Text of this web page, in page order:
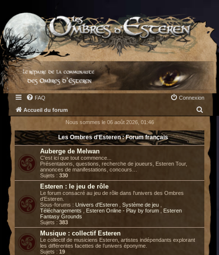
FAQ Connexion
Accueil du forum
c
h
c
Nous sommes le 06 août 2026, 01:46
Les Ombres d'Esteren : Forum français
Auberge de Melwan
C'est ici que tout commence...
Présentations, questions, recherche de joueurs, Esteren Tour,
annonces de manifestations, concours…
Sujets : 330
Esteren : le jeu de rôle
Le forum consacré au jeu de rôle dans l'univers des Ombres
d'Esteren.
Sous-forums : Univers d'Esteren Système de jeu
Téléchargements
Esteren Online - Play by forum
Esteren
Fantasy Grounds
Sujets : 383
Musique : collectif Esteren
Le collectif de musiciens Esteren, artistes indépendants explorant
les différentes facettes de l’univers éponyme.
Sujets : 19